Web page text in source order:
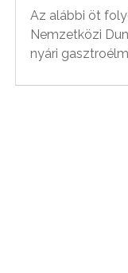
Az alábbi öt
Nemzetközi
nyári